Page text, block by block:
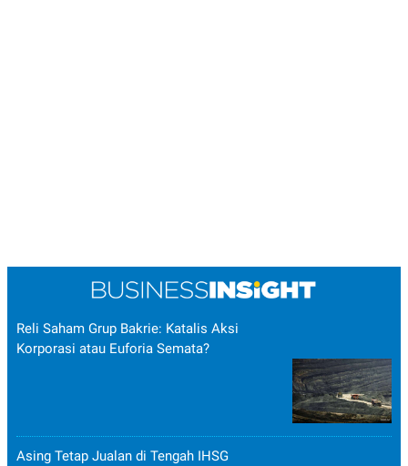
Reli Saham Grup Bakrie: Katalis Aksi
Korporasi atau Euforia Semata?
Asing Tetap Jualan di Tengah IHSG